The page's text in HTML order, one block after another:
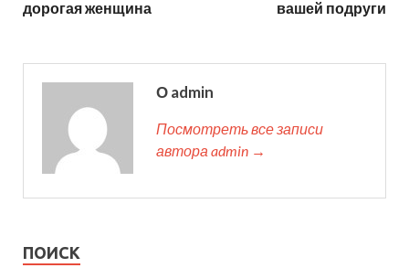
дорогая женщина вашей подруги
О admin
Посмотреть все записи
автора admin →
ПОИСК